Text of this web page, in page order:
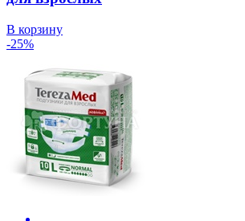
В корзину
-25%